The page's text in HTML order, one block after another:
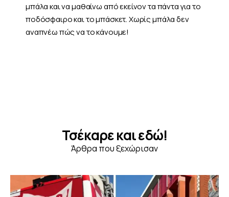
μπάλα και να μαθαίνω από εκείνον τα πάντα για το
ποδόσφαιρο και το μπάσκετ. Χωρίς μπάλα δεν
αναπνέω πώς να το κάνουμε!
Τσέκαρε και εδώ!
Άρθρα που ξεχώρισαν